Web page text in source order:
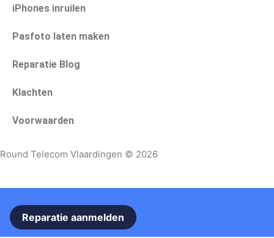
iPhones inruilen
Pasfoto laten maken
Reparatie Blog
Klachten
Voorwaarden
Round Telecom Vlaardingen © 2026
Reparatie aanmelden